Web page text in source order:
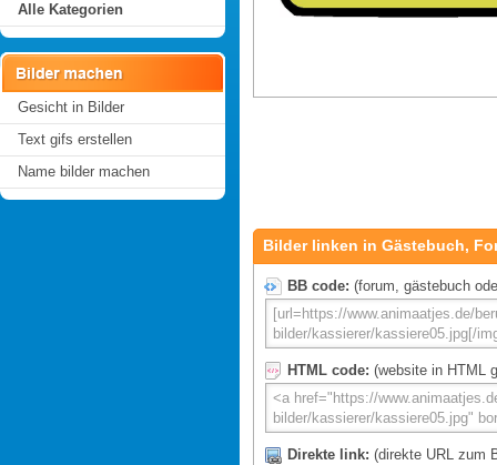
Alle Kategorien
Gesicht in Bilder
Text gifs erstellen
Name bilder machen
Bilder linken in Gästebuch,
BB code: (forum, gästebuch
HTML code: (website in HTML
Direkte link: (direkte URL zum